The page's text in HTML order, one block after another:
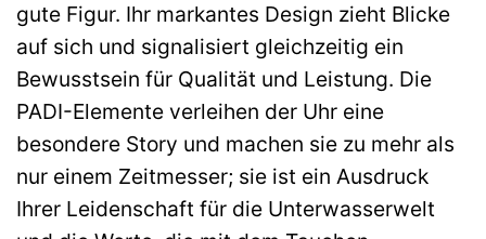
gute Figur. Ihr markantes Design zieht Blicke
auf sich und signalisiert gleichzeitig ein
Bewusstsein für Qualität und Leistung. Die
PADI-Elemente verleihen der Uhr eine
besondere Story und machen sie zu mehr als
nur einem Zeitmesser; sie ist ein Ausdruck
Ihrer Leidenschaft für die Unterwasserwelt